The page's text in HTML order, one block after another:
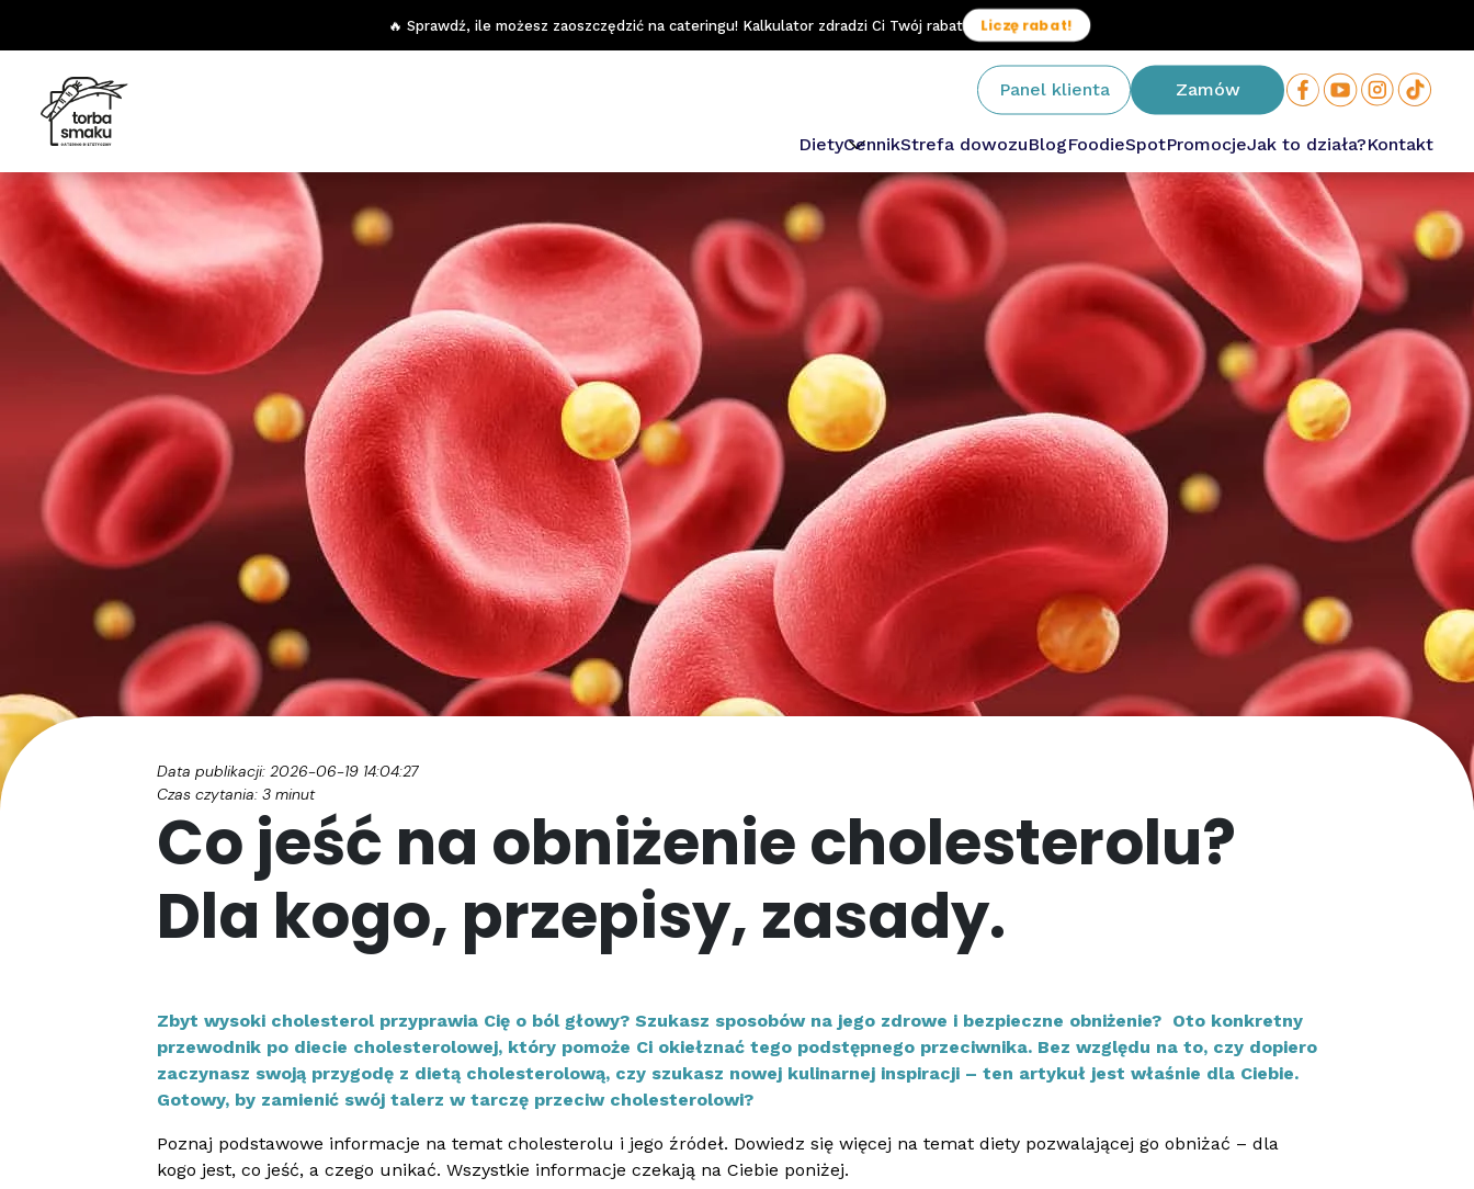
🔥 Sprawdź, ile możesz zaoszczędzić na cateringu! Kalkulator zdradzi Ci Twój rabat. Liczę rabat!
Panel klienta Zamów
Diety
Odchudzająca
Sportowa
Wegetariańska
Keto
Domowa
Niskowęglowodanowa
Dash
Lekkostrawna
Wybór Menu Premium
Wybór Menu 1.2.3
Wybór Menu Basic
High Protein
CennikStrefa dowozuBlogFoodieSpotPromocjeJak to działa?Kontakt
Data publikacji: 2026-06-19 14:04:27
Czas czytania: 3 minut
Co jeść na obniżenie cholesterolu?
Dla kogo, przepisy, zasady.
Zbyt wysoki cholesterol przyprawia Cię o ból głowy? Szukasz sposobów na jego zdrowe i bezpieczne obniżenie? Oto konkretny
przewodnik po diecie cholesterolowej, który pomoże Ci okiełznać tego podstępnego przeciwnika. Bez względu na to, czy dopiero
zaczynasz swoją przygodę z dietą cholesterolową, czy szukasz nowej kulinarnej inspiracji – ten artykuł jest właśnie dla Ciebie.
Gotowy, by zamienić swój talerz w tarczę przeciw cholesterolowi?
Poznaj podstawowe informacje na temat cholesterolu i jego źródeł. Dowiedz się więcej na temat diety pozwalającej go obniżać – dla
kogo jest, co jeść, a czego unikać. Wszystkie informacje czekają na Ciebie poniżej.